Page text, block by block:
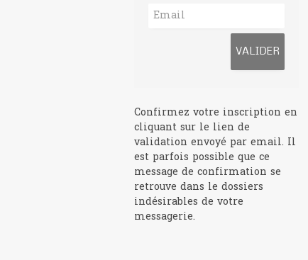
Confirmez votre inscription en
cliquant sur le lien de
validation envoyé par email. Il
est parfois possible que ce
message de confirmation se
retrouve dans le dossiers
indésirables de votre
messagerie.